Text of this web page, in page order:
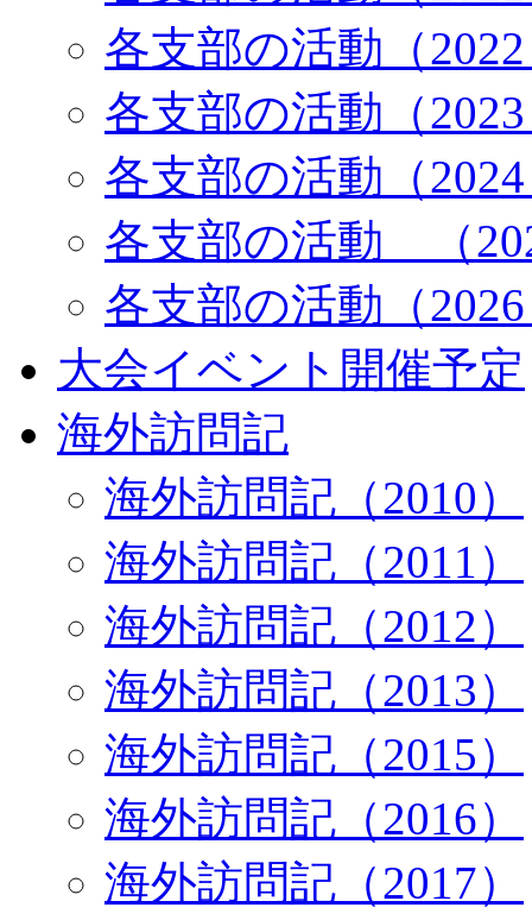
各支部の活動（
各支部の活動（
各支部の活動（
各支部の活動 （
各支部の活動（
大会イベント開催予定
海外訪問記
海外訪問記（2010）
海外訪問記（2011）
海外訪問記（2012）
海外訪問記（2013）
海外訪問記（2015）
海外訪問記（2016）
海外訪問記（2017）